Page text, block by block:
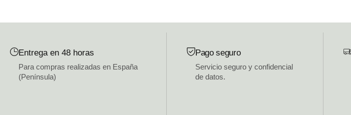
Entrega en 48 horas
Para compras realizadas en España
(Península)
Pago seguro
Servicio seguro y confidencial
de datos.